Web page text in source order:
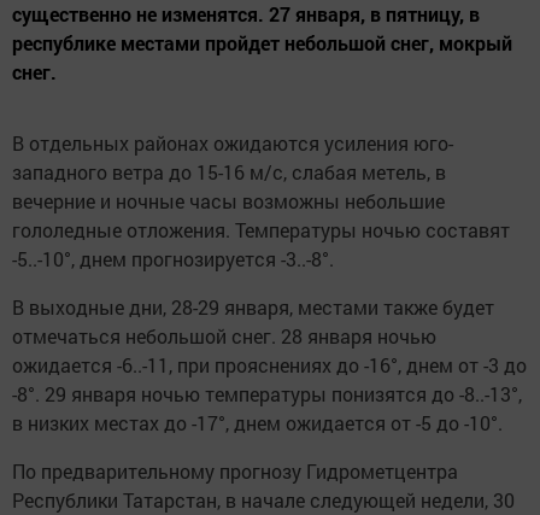
существенно не изменятся. 27 января, в пятницу, в
республике местами пройдет небольшой снег, мокрый
снег.
В отдельных районах ожидаются усиления юго-
западного ветра до 15-16 м/с, слабая метель, в
вечерние и ночные часы возможны небольшие
гололедные отложения. Температуры ночью составят
-5..-10°, днем прогнозируется -3..-8°.
В выходные дни, 28-29 января, местами также будет
отмечаться небольшой снег. 28 января ночью
ожидается -6..-11, при прояснениях до -16°, днем от -3 до
-8°. 29 января ночью температуры понизятся до -8..-13°,
в низких местах до -17°, днем ожидается от -5 до -10°.
По предварительному прогнозу Гидрометцентра
Республики Татарстан, в начале следующей недели, 30